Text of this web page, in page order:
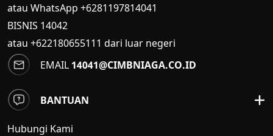
atau WhatsApp +6281197814041
BISNIS 14042
atau +622180655111 dari luar negeri
EMAIL 14041@CIMBNIAGA.CO.ID
BANTUAN
Hubungi Kami